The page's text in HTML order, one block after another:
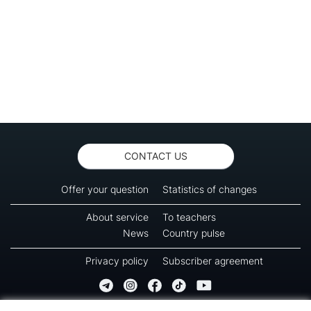
CONTACT US
Offer your question Statistics of changes
About service
To teachers
News
Country pulse
Privacy policy Subscriber agreement